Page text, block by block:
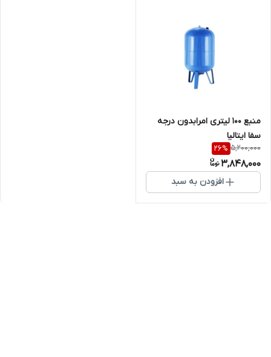
منبع 100 لیتری امرابدون درجه
سفا ایتالیا
5,200,000
26%
3,848,000
افزودن به سبد